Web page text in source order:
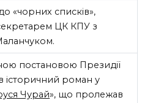
«чорних списків»,
ЦК КПУ з
постановою Президії
роман у
Чурай», що пролежав